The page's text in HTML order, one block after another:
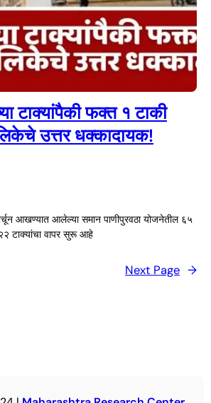
टाक्यांपैकी फक्त १ टाकी
उत्तर धक्कादायक!
आखण्यात आलेल्या समान पाणीपुरवठा योजनेतील ६५
टाक्यांचा वापर सुरू आहे
Next Page →